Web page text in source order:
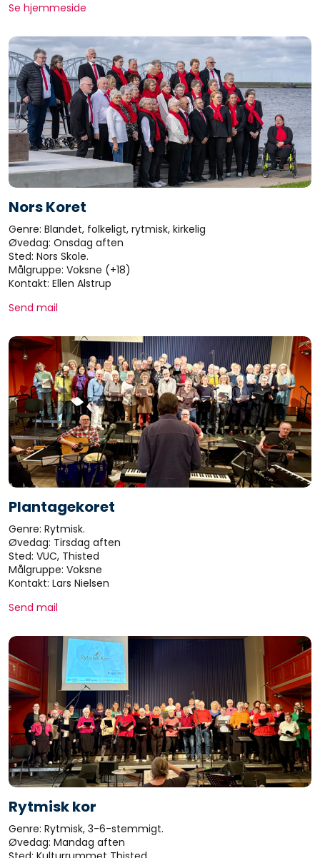
Se hjemmeside
Nors Koret
Genre: Blandet, folkeligt, rytmisk, kirkelig
Øvedag: Onsdag aften
Sted: Nors Skole.
Målgruppe: Voksne (+18)
Kontakt: Ellen Alstrup
Send mail
Plantagekoret
Genre: Rytmisk.
Øvedag: Tirsdag aften
Sted: VUC, Thisted
Målgruppe: Voksne
Kontakt: Lars Nielsen
Send mail
Rytmisk kor
Genre: Rytmisk, 3-6-stemmigt.
Øvedag: Mandag aften